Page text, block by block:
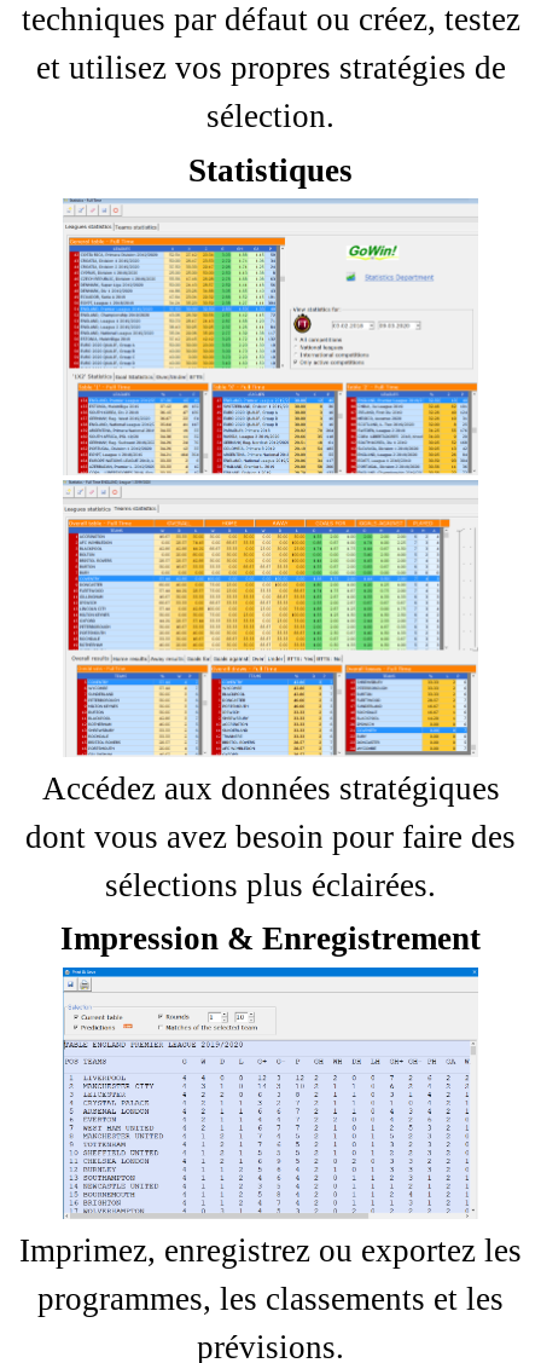
techniques par défaut ou créez, testez
et utilisez vos propres stratégies de
sélection.
Statistiques
Accédez aux données stratégiques
dont vous avez besoin pour faire des
sélections plus éclairées.
Impression & Enregistrement
Imprimez, enregistrez ou exportez les
programmes, les classements et les
prévisions.